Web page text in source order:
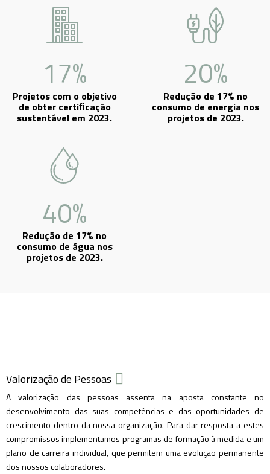
17%
Projetos com o objetivo
de obter certiﬁcação
sustentável em 2023.
20%
Redução de 17% no
consumo de energia nos
projetos de 2023.
40%
Redução de 17% no
consumo de água nos
projetos de 2023.
Valorização de Pessoas
A valorização das pessoas assenta na aposta constante no
desenvolvimento das suas competências e das oportunidades de
crescimento dentro da nossa organização. Para dar resposta a estes
compromissos implementamos programas de formação à medida e um
plano de carreira individual, que permitem uma evolução permanente
dos nossos colaboradores.